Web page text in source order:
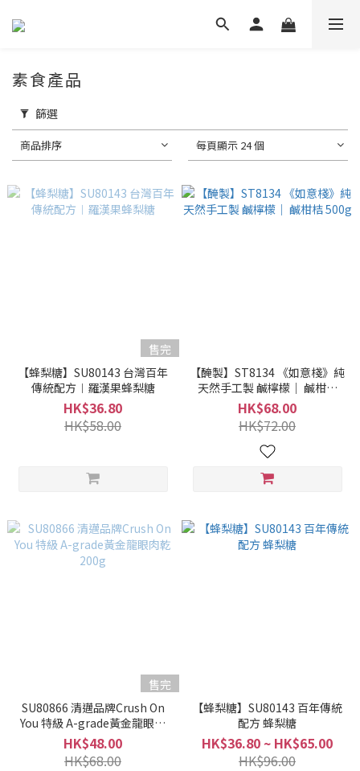
素食產品
篩選
商品排序 每頁顯示 24 個
售完
【蜂梨糖】SU80143 台灣百年
傳統配方︱羅漢果蜂梨糖
HK$36.80
HK$58.00
【醃製】ST8134 《如意棧》純
天然手工製 鹹檸檬｜ 鹹柑桔
500g
HK$68.00
HK$72.00
售完
SU80866 清邁品牌Crush On
You 特級 A-grade黃金龍眼肉
乾 200g
HK$48.00
HK$68.00
【蜂梨糖】SU80143 百年傳統
配方 蜂梨糖
HK$36.80 ~ HK$65.00
HK$96.00